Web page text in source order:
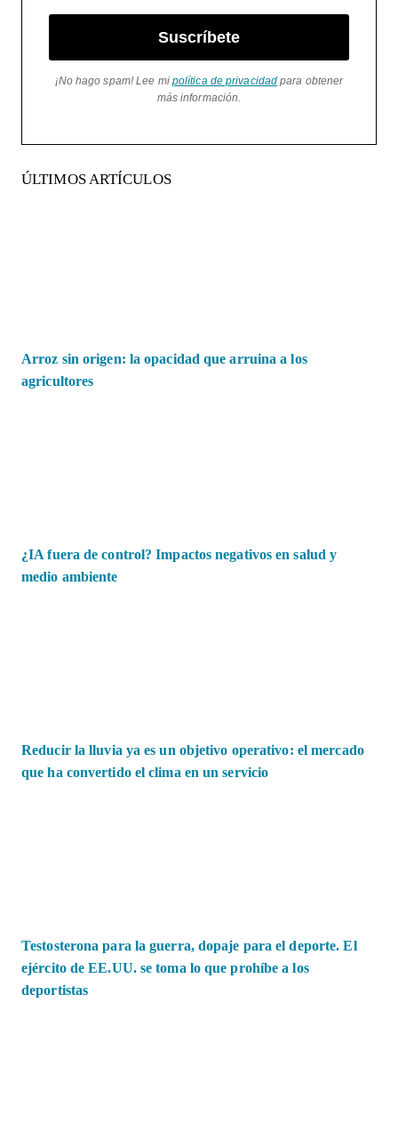
Suscríbete
¡No hago spam! Lee mi política de privacidad para obtener
más información.
ÚLTIMOS ARTÍCULOS
Arroz sin origen: la opacidad que arruina a los
agricultores
¿IA fuera de control? Impactos negativos en salud y
medio ambiente
Reducir la lluvia ya es un objetivo operativo: el mercado
que ha convertido el clima en un servicio
Testosterona para la guerra, dopaje para el deporte. El
ejército de EE.UU. se toma lo que prohíbe a los
deportistas